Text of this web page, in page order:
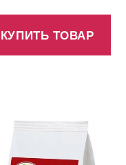
КУПИТЬ ТОВАР